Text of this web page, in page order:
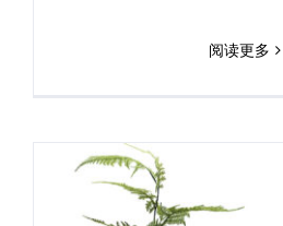
阅读更多